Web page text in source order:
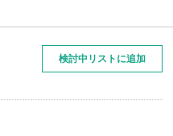
検討中リストに追加